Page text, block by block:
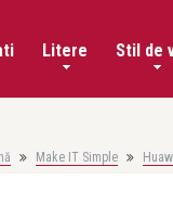
Litere Stil de
Make IT Simple